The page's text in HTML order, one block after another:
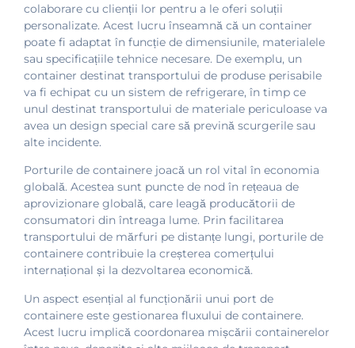
colaborare cu clienții lor pentru a le oferi soluții
personalizate. Acest lucru înseamnă că un container
poate fi adaptat în funcție de dimensiunile, materialele
sau specificațiile tehnice necesare. De exemplu, un
container destinat transportului de produse perisabile
va fi echipat cu un sistem de refrigerare, în timp ce
unul destinat transportului de materiale periculoase va
avea un design special care să prevină scurgerile sau
alte incidente.
Porturile de containere joacă un rol vital în economia
globală. Acestea sunt puncte de nod în rețeaua de
aprovizionare globală, care leagă producătorii de
consumatori din întreaga lume. Prin facilitarea
transportului de mărfuri pe distanțe lungi, porturile de
containere contribuie la creșterea comerțului
internațional și la dezvoltarea economică.
Un aspect esențial al funcționării unui port de
containere este gestionarea fluxului de containere.
Acest lucru implică coordonarea mișcării containerelor